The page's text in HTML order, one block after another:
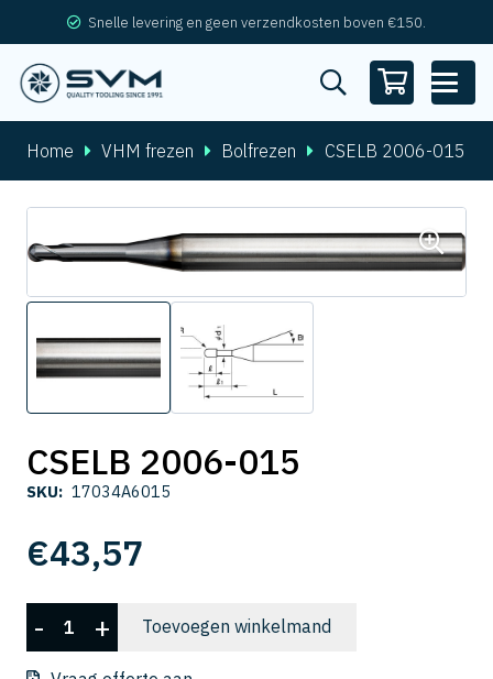
Snelle levering en geen verzendkosten boven €150.
Home VHM frezen Bolfrezen CSELB 2006-015
CSELB 2006-015
SKU: 17034A6015
€43,57
CSELB
2006-
- + Toevoegen winkelmand